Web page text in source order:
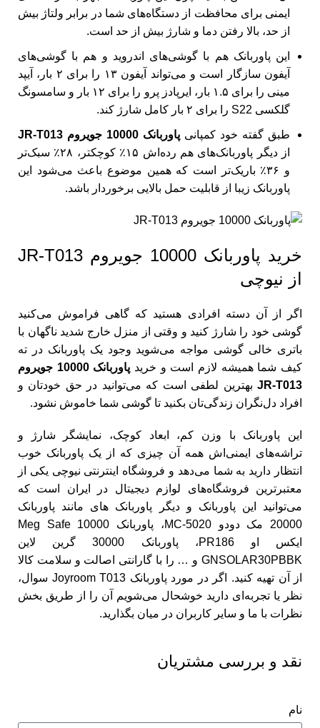
ایمنی برای محافظت از دستگاه‌های شما در برابر ولتاژ بیش
از حد، بالا رفتن دما و شارژ بیش از حد است.
این پاوربانک هم با گوشی‌های اندروید و هم با گوشی‌های
آیفون سازگار است و می‌تواند آیفون ۱۳ را برای ۲ بار، آیپد
مینی را برای ۱.۵ بار، ایرپادز پرو را برای ۱۲ بار و سامسونگ
گلکسی S22 را برای ۲ بار کامل شارژ کند.
طبق گفته خود کمپانی پاوربانک 10000 جویروم JR-T013
از دیگر پاوربانک‌های هم رده‌اش ۱۵٪ کوچکتر، ۲۸٪ سبک‌تر
و ۳۶٪ باریک‌تر است که همین موضوع باعث می‌شود این
پاوربانک زیبا از قابلیت حمل بالایی برخوردار باشد.
خرید پاوربانک 10000 جویروم JR-T013
از نیوچی
اگر از آن دسته افرادی هستید که گاهی فراموش می‌کنید
گوشی خود را شارژ کنید و وقتی از منزل خارج شدید ناگهان با
باتری خالی گوشی مواجه می‌شوید وجود یک پاوربانک در ته
کیف شما همیشه لازم است و خرید
پاوربانک 10000 جویروم
JR-T013 بهترین لطفی است که می‌توانید در حق خودتان و
افراد دل‌نگران زندگی‌تان بکنید تا گوشی شما خاموش نشود.
این پاوربانک با وزن کم، ابعاد کوچک، نمایشگر شارژ و
تراشه‌های ایمنی‌اش همه آن چیزی که از یک پاوربانک خوب
انتظار دارید به شما می‌دهد و فروشگاه اینترنتی نیوچی یکی از
معتبرترین فروشگاه‌های لوازم دیجیتال در ایران است که
می‌توانید این پاوربانک و دیگر پاوربانک های مانند پاوربانک
20000 مک دودو MC-5020
،
پاوربانک 10000 Meg Safe
ایکس او PR186
،
پاوربانک 30000 گرین لاین
GNSOLAR30PBBK و … را با گارانتی اصالت و سلامت کالا
از آن تهیه کنید. اگر در مورد پاوربانک Joyroom T013 سوال،
نظر یا تجربه‌ای دارید خوشحال می‌شویم آن را از طریق بخش
نظرات با ما و سایر کاربران در میان بگذارید.
نقد و بررسی مشتریان
نام